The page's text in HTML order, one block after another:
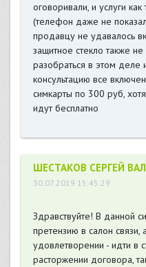
оговоривали, и услуги
(телефон даже не
продавцу не удавалось
защитное стекло также
разобраться в этом деле
консультацию все
симкарты по 300 руб,
идут бесплатно
ШЕСТАКОВ СЕРГЕЙ
30.07.2019 15:45:29
Здравствуйте! В данной
претензию в салон связи,
удовлетворении - идти в
расторжении договора,